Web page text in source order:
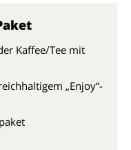
Kaffee/Tee mit
„Enjoy“-